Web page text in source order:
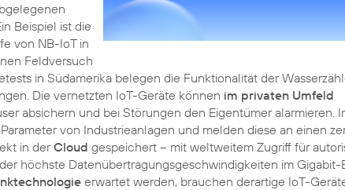
Beispiel ist die
von NB-IoT in
Feldversuch
in Südamerika belegen die Funktionalität der
Die vernetzten IoT-Geräte können im privaten Umfeld
absichern und bei Störungen den Eigentümer alarmieren.
von Industrieanlagen und melden diese an einen
in derCloud gespeichert – mit weltweitem Zugriff für
höchste Datenübertragungsgeschwindigkeiten im Gigabit-
erwartet werden, brauchen derartige IoT-